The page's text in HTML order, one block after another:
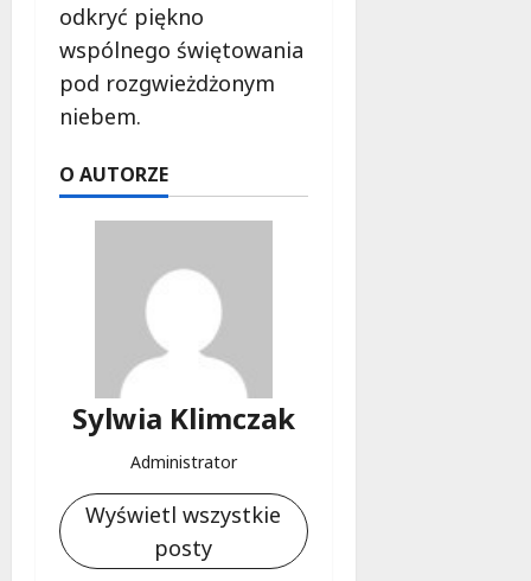
odkryć piękno
wspólnego świętowania
pod rozgwieżdżonym
niebem.
O AUTORZE
Sylwia Klimczak
Administrator
Wyświetl wszystkie
posty